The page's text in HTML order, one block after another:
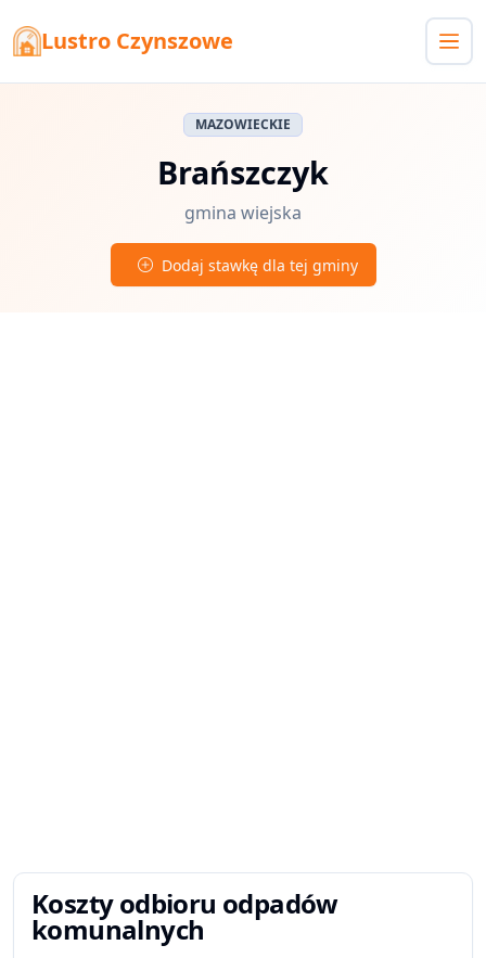
Lustro Czynszowe
MAZOWIECKIE
Brańszczyk
gmina wiejska
Dodaj stawkę dla tej gminy
Koszty odbioru odpadów
komunalnych